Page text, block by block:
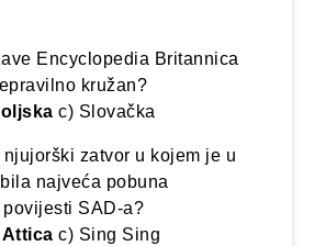
Encyclopedia Britannica
kružan?
c) Slovačka
njujorški zatvor u kojem je u
najveća pobuna
SAD-a?
Attica c) Sing Sing